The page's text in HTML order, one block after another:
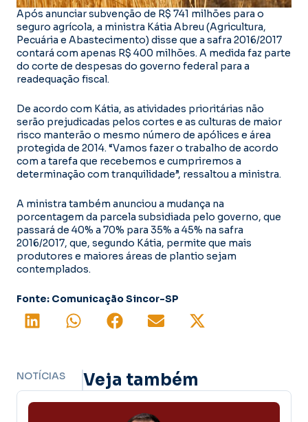
Após anunciar subvenção de R$ 741 milhões para o
seguro agrícola, a ministra Kátia Abreu (Agricultura,
Pecuária e Abastecimento) disse que a safra 2016/2017
contará com apenas R$ 400 milhões. A medida faz parte
do corte de despesas do governo federal para a
readequação fiscal.
De acordo com Kátia, as atividades prioritárias não
serão prejudicadas pelos cortes e as culturas de maior
risco manterão o mesmo número de apólices e área
protegida de 2014. “Vamos fazer o trabalho de acordo
com a tarefa que recebemos e cumpriremos a
determinação com tranquilidade”, ressaltou a ministra.
A ministra também anunciou a mudança na
porcentagem da parcela subsidiada pelo governo, que
passará de 40% a 70% para 35% a 45% na safra
2016/2017, que, segundo Kátia, permite que mais
produtores e maiores áreas de plantio sejam
contemplados.
Fonte: Comunicação Sincor-SP
NOTÍCIAS Veja também